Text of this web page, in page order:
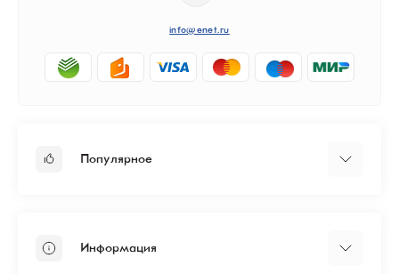
info@enet.ru
Популярное
ЦОД
Информация